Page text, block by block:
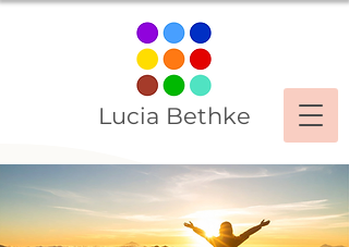
Lucia Bethke